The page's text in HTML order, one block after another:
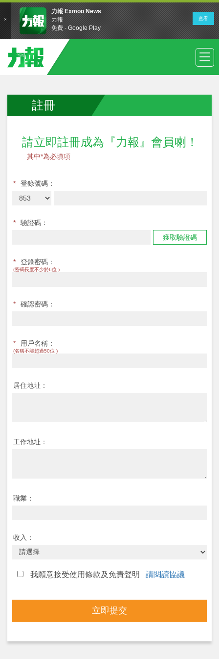
註冊
請立即註冊成為『力報』會員喇！
其中*為必填項
* 登錄號碼：
*
驗證碼：
獲取驗證碼
* 登錄密碼：
(密碼長度不少於6位 )
* 確認密碼：
* 用戶名稱：
(名稱不能超過50位 )
居住地址：
工作地址：
職業：
收入：
我願意接受使用條款及免責聲明 請閱讀協議